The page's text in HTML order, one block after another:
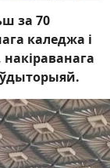
за 70
каледжа і